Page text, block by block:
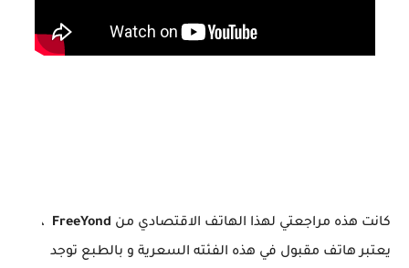
كانت هذه مراجعتي لهذا الهاتف الاقتصادي من FreeYond ،
يعتبر هاتف مقبول في هذه الفئته السعرية و بالطبع توجد